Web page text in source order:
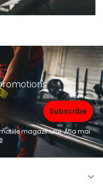
magazinului. Afla mai